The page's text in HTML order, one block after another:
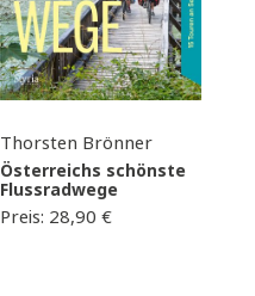
Thorsten Brönner
Österreichs schönste
Flussradwege
Preis: 28,90 €